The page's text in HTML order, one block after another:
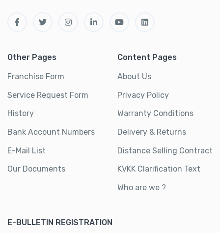
Other Pages
Franchise Form
Service Request Form
History
Bank Account Numbers
E-Mail List
Our Documents
Content Pages
About Us
Privacy Policy
Warranty Conditions
Delivery & Returns
Distance Selling Contract
KVKK Clarification Text
Who are we ?
E-BULLETIN REGISTRATION